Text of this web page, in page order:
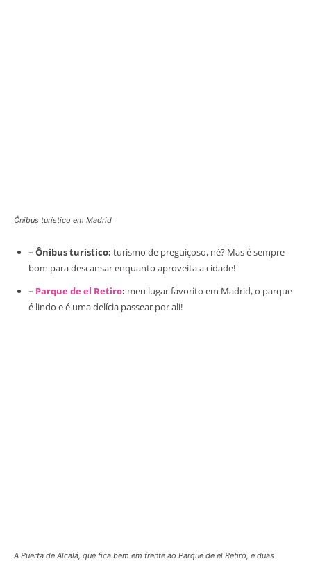
Ônibus turístico em Madrid
– Ônibus turístico: turismo de preguiçoso, né? Mas é sempre
bom para descansar enquanto aproveita a cidade!
– Parque de el Retiro: meu lugar favorito em Madrid, o parque
é lindo e é uma delícia passear por ali!
A Puerta de Alcalá, que fica bem em frente ao Parque de el Retiro, e duas